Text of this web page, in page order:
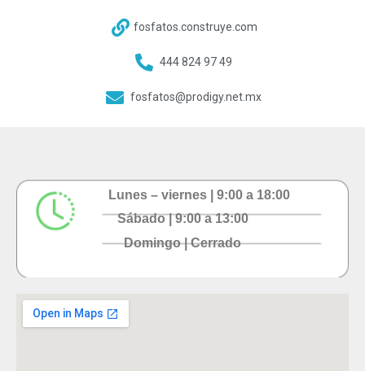
fosfatos.construye.com
444 824 97 49
fosfatos@prodigy.net.mx
Lunes – viernes | 9:00 a 18:00
Sábado | 9:00 a 13:00
Domingo | Cerrado